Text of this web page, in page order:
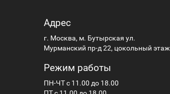
Адрес
г. Москва, м. Бутырская ул.
Мурманский пр-д 22, цокольный этаж
Режим работы
ПН-ЧТ с 11.00 до 18.00